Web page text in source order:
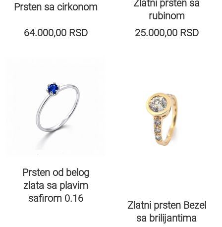
Prsten sa cirkonom
64.000,00 RSD
Zlatni prsten sa
rubinom
25.000,00 RSD
Prsten od belog
zlata sa plavim
safirom 0.16
Zlatni prsten Bezel
sa brilijantima